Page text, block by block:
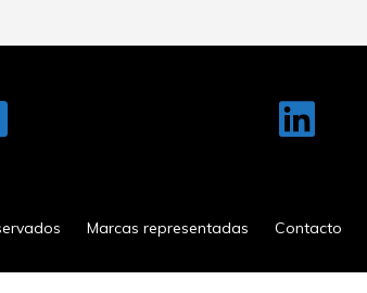
Marcas representadas Contacto